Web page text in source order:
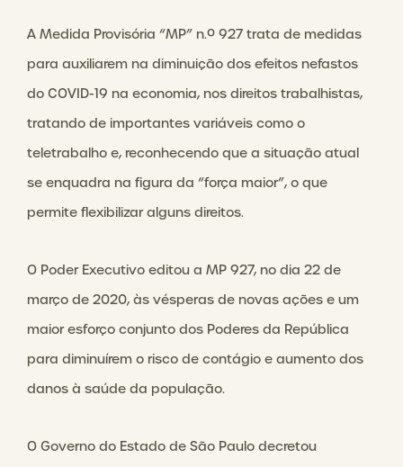
A Medida Provisória “MP” n.º 927 trata de medidas
para auxiliarem na diminuição dos efeitos nefastos
do COVID-19 na economia, nos direitos trabalhistas,
tratando de importantes variáveis como o
teletrabalho e, reconhecendo que a situação atual
se enquadra na figura da “força maior”, o que
permite flexibilizar alguns direitos.
O Poder Executivo editou a MP 927, no dia 22 de
março de 2020, às vésperas de novas ações e um
maior esforço conjunto dos Poderes da República
para diminuírem o risco de contágio e aumento dos
danos à saúde da população.
O Governo do Estado de São Paulo decretou